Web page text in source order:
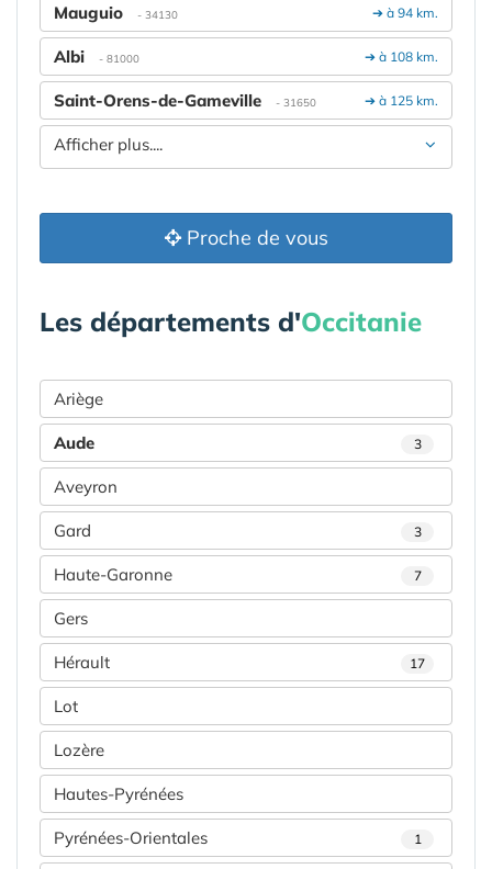
➔ à 94 km.
Mauguio - 34130
➔ à 108 km.
Albi - 81000
➔ à 125 km.
Saint-Orens-de-Gameville - 31650
Afficher plus....
Proche de vous
Les départements d'Occitanie
Ariège
Aude 3
Aveyron
Gard 3
Haute-Garonne 7
Gers
Hérault 17
Lot
Lozère
Hautes-Pyrénées
Pyrénées-Orientales 1